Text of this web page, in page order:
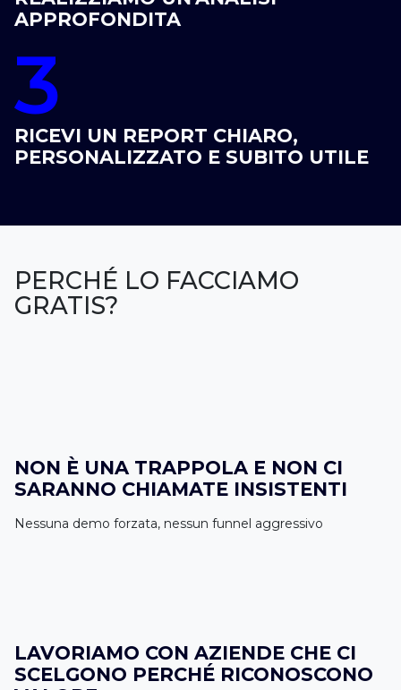
APPROFONDITA
3
RICEVI UN REPORT CHIARO,
PERSONALIZZATO E SUBITO UTILE
PERCHÉ LO FACCIAMO
GRATIS?
NON È UNA TRAPPOLA E NON CI
SARANNO CHIAMATE INSISTENTI
Nessuna demo forzata, nessun funnel aggressivo
LAVORIAMO CON AZIENDE CHE CI
SCELGONO PERCHÉ RICONOSCONO